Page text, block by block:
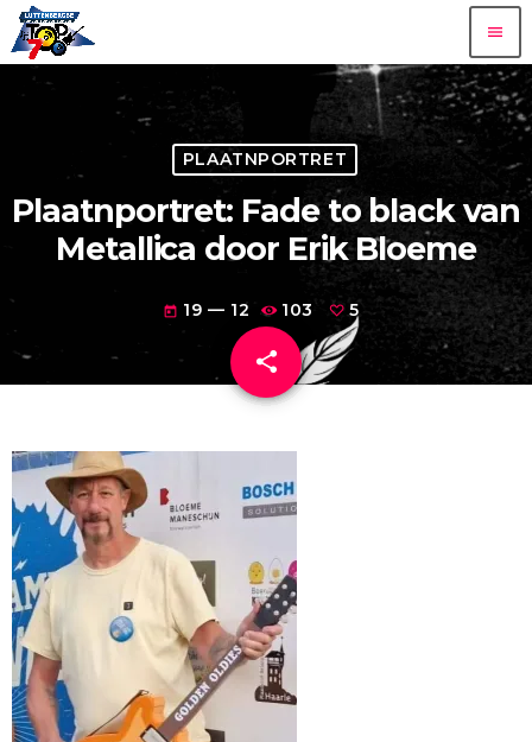
menu
PLAATNPORTRET
Plaatnportret: Fade to black van
Metallica door Erik Bloeme
today 19 — 12 103 5
share
email